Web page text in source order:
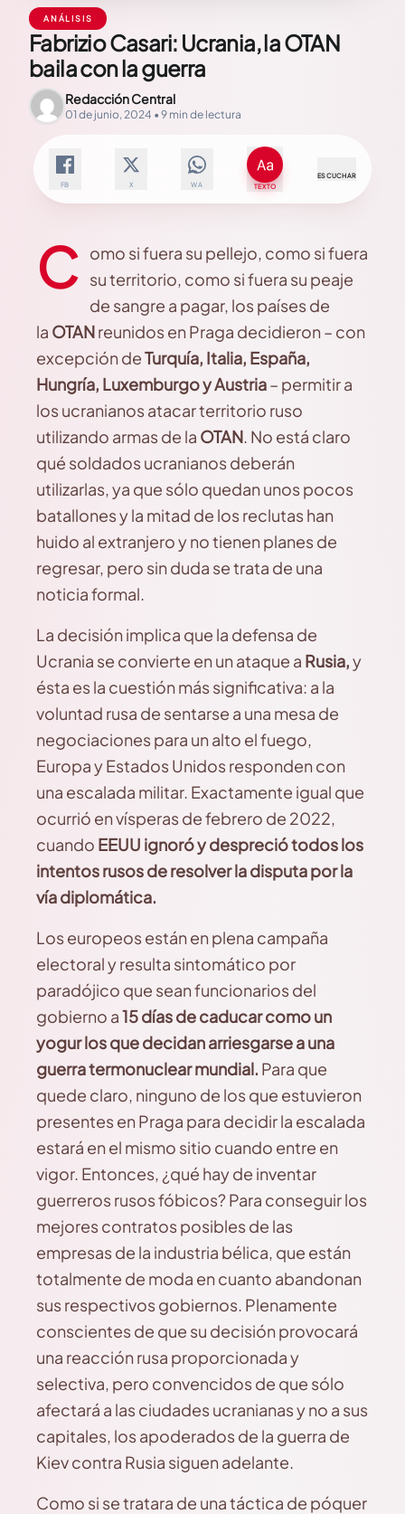
ANÁLISIS
Fabrizio Casari: Ucrania, la OTAN
baila con la guerra
Redacción Central
01 de junio, 2024 • 9 min de lectura
FB X WA TEXTO
ESCUCHAR
C omo si fuera su pellejo, como si fuera
su territorio, como si fuera su peaje
de sangre a pagar, los países de
la OTANreunidos en Praga decidieron – con
excepción deTurquía, Italia, España,
Hungría, Luxemburgo y Austria– permitir a
los ucranianos atacar territorio ruso
utilizando armas de la OTAN. No está claro
qué soldados ucranianos deberán
utilizarlas, ya que sólo quedan unos pocos
batallones y la mitad de los reclutas han
huido al extranjero y no tienen planes de
regresar, pero sin duda se trata de una
noticia formal.
La decisión implica que la defensa de
Ucrania se convierte en un ataque a Rusia,y
ésta es la cuestión más significativa: a la
voluntad rusa de sentarse a una mesa de
negociaciones para un alto el fuego,
Europa y Estados Unidos responden con
una escalada militar. Exactamente igual que
ocurrió en vísperas de febrero de 2022,
cuando EEUU ignoró y despreció todos los
intentos rusos de resolver la disputa por la
vía diplomática.
Los europeos están en plena campaña
electoral y resulta sintomático por
paradójico que sean funcionarios del
gobierno a15 días de caducar como un
yogur los que decidan arriesgarse a una
guerra termonuclear mundial. Para que
quede claro, ninguno de los que estuvieron
presentes en Praga para decidir la escalada
estará en el mismo sitio cuando entre en
vigor. Entonces, ¿qué hay de inventar
guerreros rusos fóbicos? Para conseguir los
mejores contratos posibles de las
empresas de la industria bélica, que están
totalmente de moda en cuanto abandonan
sus respectivos gobiernos. Plenamente
conscientes de que su decisión provocará
una reacción rusa proporcionada y
selectiva, pero convencidos de que sólo
afectará a las ciudades ucranianas y no a sus
capitales, los apoderados de la guerra de
Kiev contra Rusia siguen adelante.
Como si se tratara de una táctica de póquer